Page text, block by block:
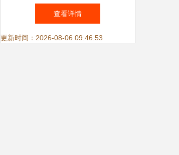
何打造环保理想环境？
查看详情
更新时间：2026-08-06 09:46:53